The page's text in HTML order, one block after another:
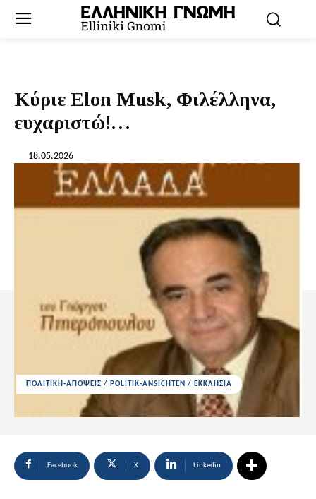
Κύριε Elon Musk, Φιλέλληνα,
ευχαριστώ!…
18.05.2026
ΠΟΛΙΤΙΚΗ-ΑΠΟΨΕΙΣ / POLITIK-ANSICHTEN / ΕΚΚΛΗΣΙΑ
Facebook X Linkedin